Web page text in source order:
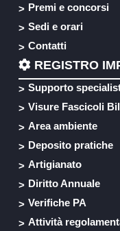
Premi e concorsi
Sedi e orari
Contatti
REGISTRO
Supporto
Visure Fascicoli
Area ambiente
Deposito pratiche
Artigianato
Diritto Annuale
Verifiche PA
Attività